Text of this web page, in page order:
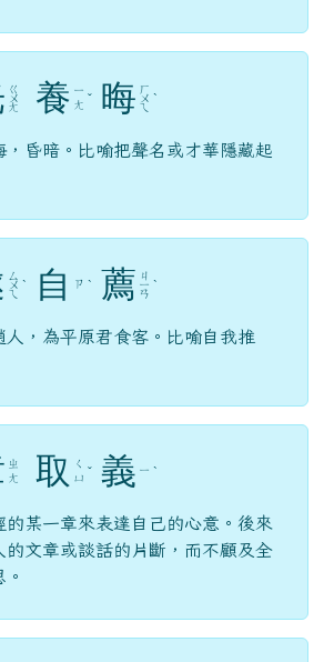
ㄍ
ㄨ
ㄤ 養 ㄧ
ㄤ ˇ 晦 ㄏ
ㄨ
ㄟ
ˋ
，昏暗。比喻把聲名或才華隱藏起
ㄙ
ㄨ
ㄟ
ˋ 自 ㄗ ˋ 薦 ㄐ
ㄧ
ㄢ
ˋ
人，為平原君食客。比喻自我推
ㄓ
ㄤ
取
ㄑ
ㄩ ˇ 義 ㄧ ˋ
的某一章來表達自己的心意。後來
的文章或談話的片斷，而不顧及全